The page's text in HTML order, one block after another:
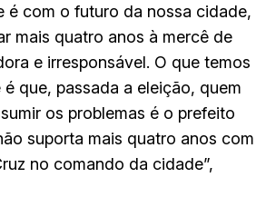
é com o futuro da nossa cidade,
mais quatro anos à mercê de
e irresponsável. O que temos
que, passada a eleição, quem
os problemas é o prefeito
suporta mais quatro anos com
no comando da cidade”,